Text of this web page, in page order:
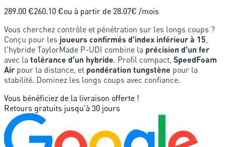
289.00 €260.10 €ou à partir de 28.07€ /mois
Vous cherchez contrôle et pénétration sur les longs coups ?
Conçu pour les joueurs confirmés d'index inférieur à 15
l'hybride TaylorMade P-UDI combine la précision d'un fer
avec la tolérance d'un hybride. Profil compact, SpeedFoam
Air pour la distance, et pondération tungstène pour la
stabilité. Dominez les longs coups avec confiance.
Vous bénéficiez de la livraison offerte !
Retours gratuits jusqu'à 30 jours